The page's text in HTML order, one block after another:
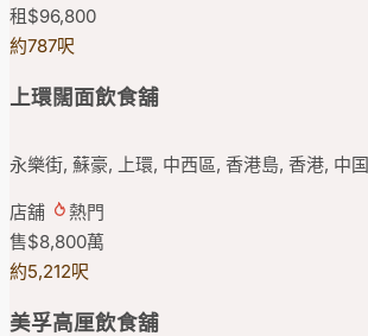
租 $96,800
約787呎
上環闊面飲食舖
永樂街, 蘇豪, 上環, 中西區, 香港島, 香港, 中国
店舖
熱門
售$8,800萬
約5,212呎
美孚高厘飲食舖